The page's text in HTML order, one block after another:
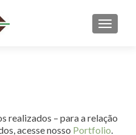
MENU
realizados – para a relação
acesse nosso Portfolio.